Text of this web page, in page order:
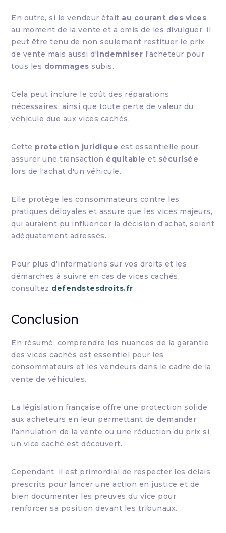
En outre, si le vendeur était au courant des vices
au moment de la vente et a omis de les divulguer, il
peut être tenu de non seulement restituer le prix
de vente mais aussi d'indemniser l'acheteur pour
tous les dommages subis.
Cela peut inclure le coût des réparations
nécessaires, ainsi que toute perte de valeur du
véhicule due aux vices cachés.
Cette protection juridique est essentielle pour
assurer une transaction équitable et sécurisée
lors de l'achat d'un véhicule.
Elle protège les consommateurs contre les
pratiques déloyales et assure que les vices majeurs,
qui auraient pu influencer la décision d'achat, soient
adéquatement adressés.
Pour plus d'informations sur vos droits et les
démarches à suivre en cas de vices cachés,
consultez defendstesdroits.fr.
Conclusion
En résumé, comprendre les nuances de la garantie
des vices cachés est essentiel pour les
consommateurs et les vendeurs dans le cadre de la
vente de véhicules.
La législation française offre une protection solide
aux acheteurs en leur permettant de demander
l'annulation de la vente ou une réduction du prix si
un vice caché est découvert.
Cependant, il est primordial de respecter les délais
prescrits pour lancer une action en justice et de
bien documenter les preuves du vice pour
renforcer sa position devant les tribunaux.